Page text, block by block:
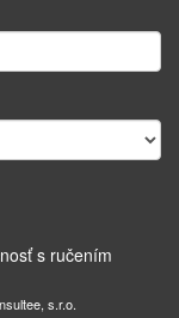
s ručením
s.r.o.